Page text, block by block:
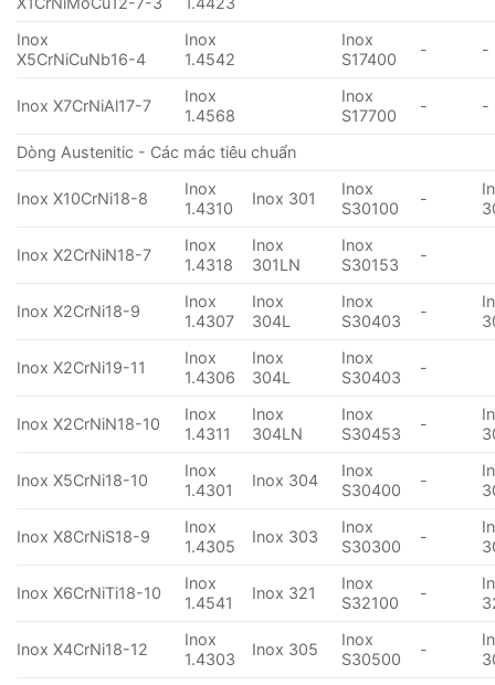
Inox
X5CrNiCuNb16-4
Inox
1.4542
Inox
S17400
- -
Inox X7CrNiAl17-7
Inox
1.4568
Inox
S17700
- -
Dòng Austenitic - Các mác tiêu chuẩn
Inox X10CrNi18-8
Inox
1.4310
Inox 301
Inox
S30100
-
Inox X2CrNiN18-7
Inox
1.4318
Inox
301LN
Inox
S30153
-
Inox X2CrNi18-9
Inox
1.4307
Inox
304L
Inox
S30403
-
Inox X2CrNi19-11
Inox
1.4306
Inox
304L
Inox
S30403
-
Inox X2CrNiN18-10
Inox
1.4311
Inox
304LN
Inox
S30453
-
Inox X5CrNi18-10
Inox
1.4301
Inox 304
Inox
S30400
-
Inox X8CrNiS18-9
Inox
1.4305
Inox 303
Inox
S30300
-
Inox X6CrNiTi18-10
Inox
1.4541
Inox 321
Inox
S32100
-
Inox X4CrNi18-12
Inox
1.4303
Inox 305
Inox
S30500
-